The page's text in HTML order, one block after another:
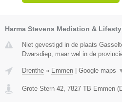
Harma Stevens Mediation &
Niet gevestigd in de plaats
Dwarsdiep, maar wel in de
Drenthe » Emmen | Google maps
Grote Stern 42 7827 TB Emmen (